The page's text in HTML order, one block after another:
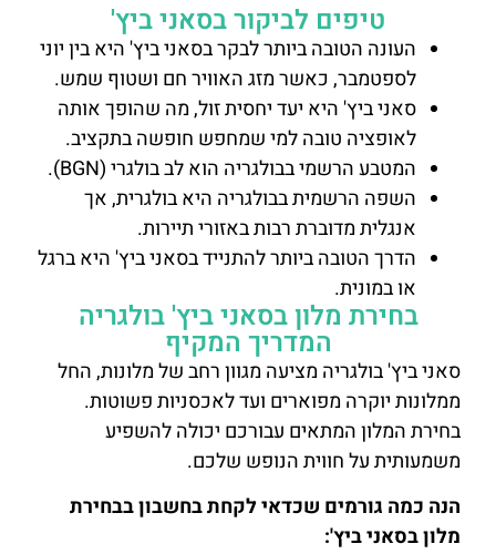
טיפים לביקור בסאני ביץ'
העונה הטובה ביותר לבקר בסאני ביץ' היא בין יוני
לספטמבר, כאשר מזג האוויר חם ושטוף שמש.
סאני ביץ' היא יעד יחסית זול, מה שהופך אותה
לאופציה טובה למי שמחפש חופשה בתקציב.
המטבע הרשמי בבולגריה הוא לב בולגרי (BGN).
השפה הרשמית בבולגריה היא בולגרית, אך
אנגלית מדוברת רבות באזורי תיירות.
הדרך הטובה ביותר להתנייד בסאני ביץ' היא ברגל
או במונית.
בחירת מלון בסאני ביץ' בולגריה
המדריך המקיף
סאני ביץ' בולגריה מציעה מגוון רחב של מלונות, החל
ממלונות יוקרה מפוארים ועד לאכסניות פשוטות.
בחירת המלון המתאים עבורכם יכולה להשפיע
משמעותית על חווית הנופש שלכם.
הנה כמה גורמים שכדאי לקחת בחשבון בבחירת
מלון בסאני ביץ':